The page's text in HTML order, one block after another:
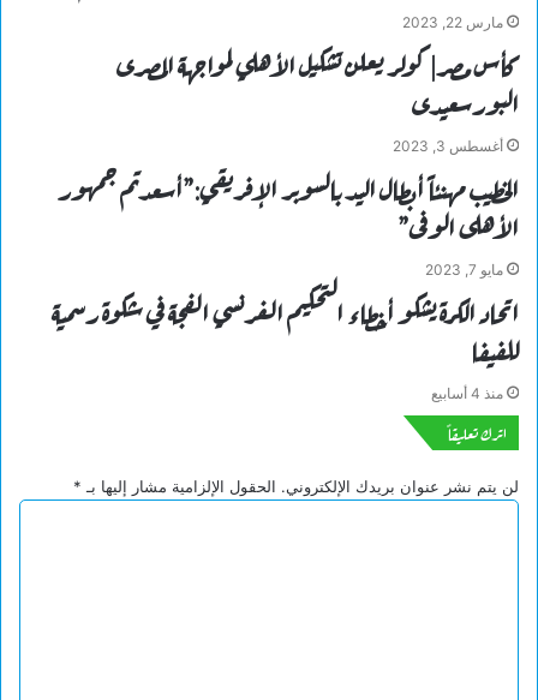
مارس 22, 2023
كأس مصر| كولر يعلن تشكيل الأهلي لمواجهة المصرى
البورسعيدى
أغسطس 3, 2023
‏‎‏‎‏‎‏‎‏‎‏‎الخطيب مهنئاً أبطال اليد بالسوبر الإفريقي:”أسعدتم جمهور
الأهلى الوفى”
مايو 7, 2023
اتحاد الكرة يشكو أخطاء التحكيم الفرنسي الفجة في شكوة رسمية
للفيفا
منذ 4 أسابيع
اترك تعليقاً
لن يتم نشر عنوان بريدك الإلكتروني. الحقول الإلزامية مشار إليها بـ *
ا